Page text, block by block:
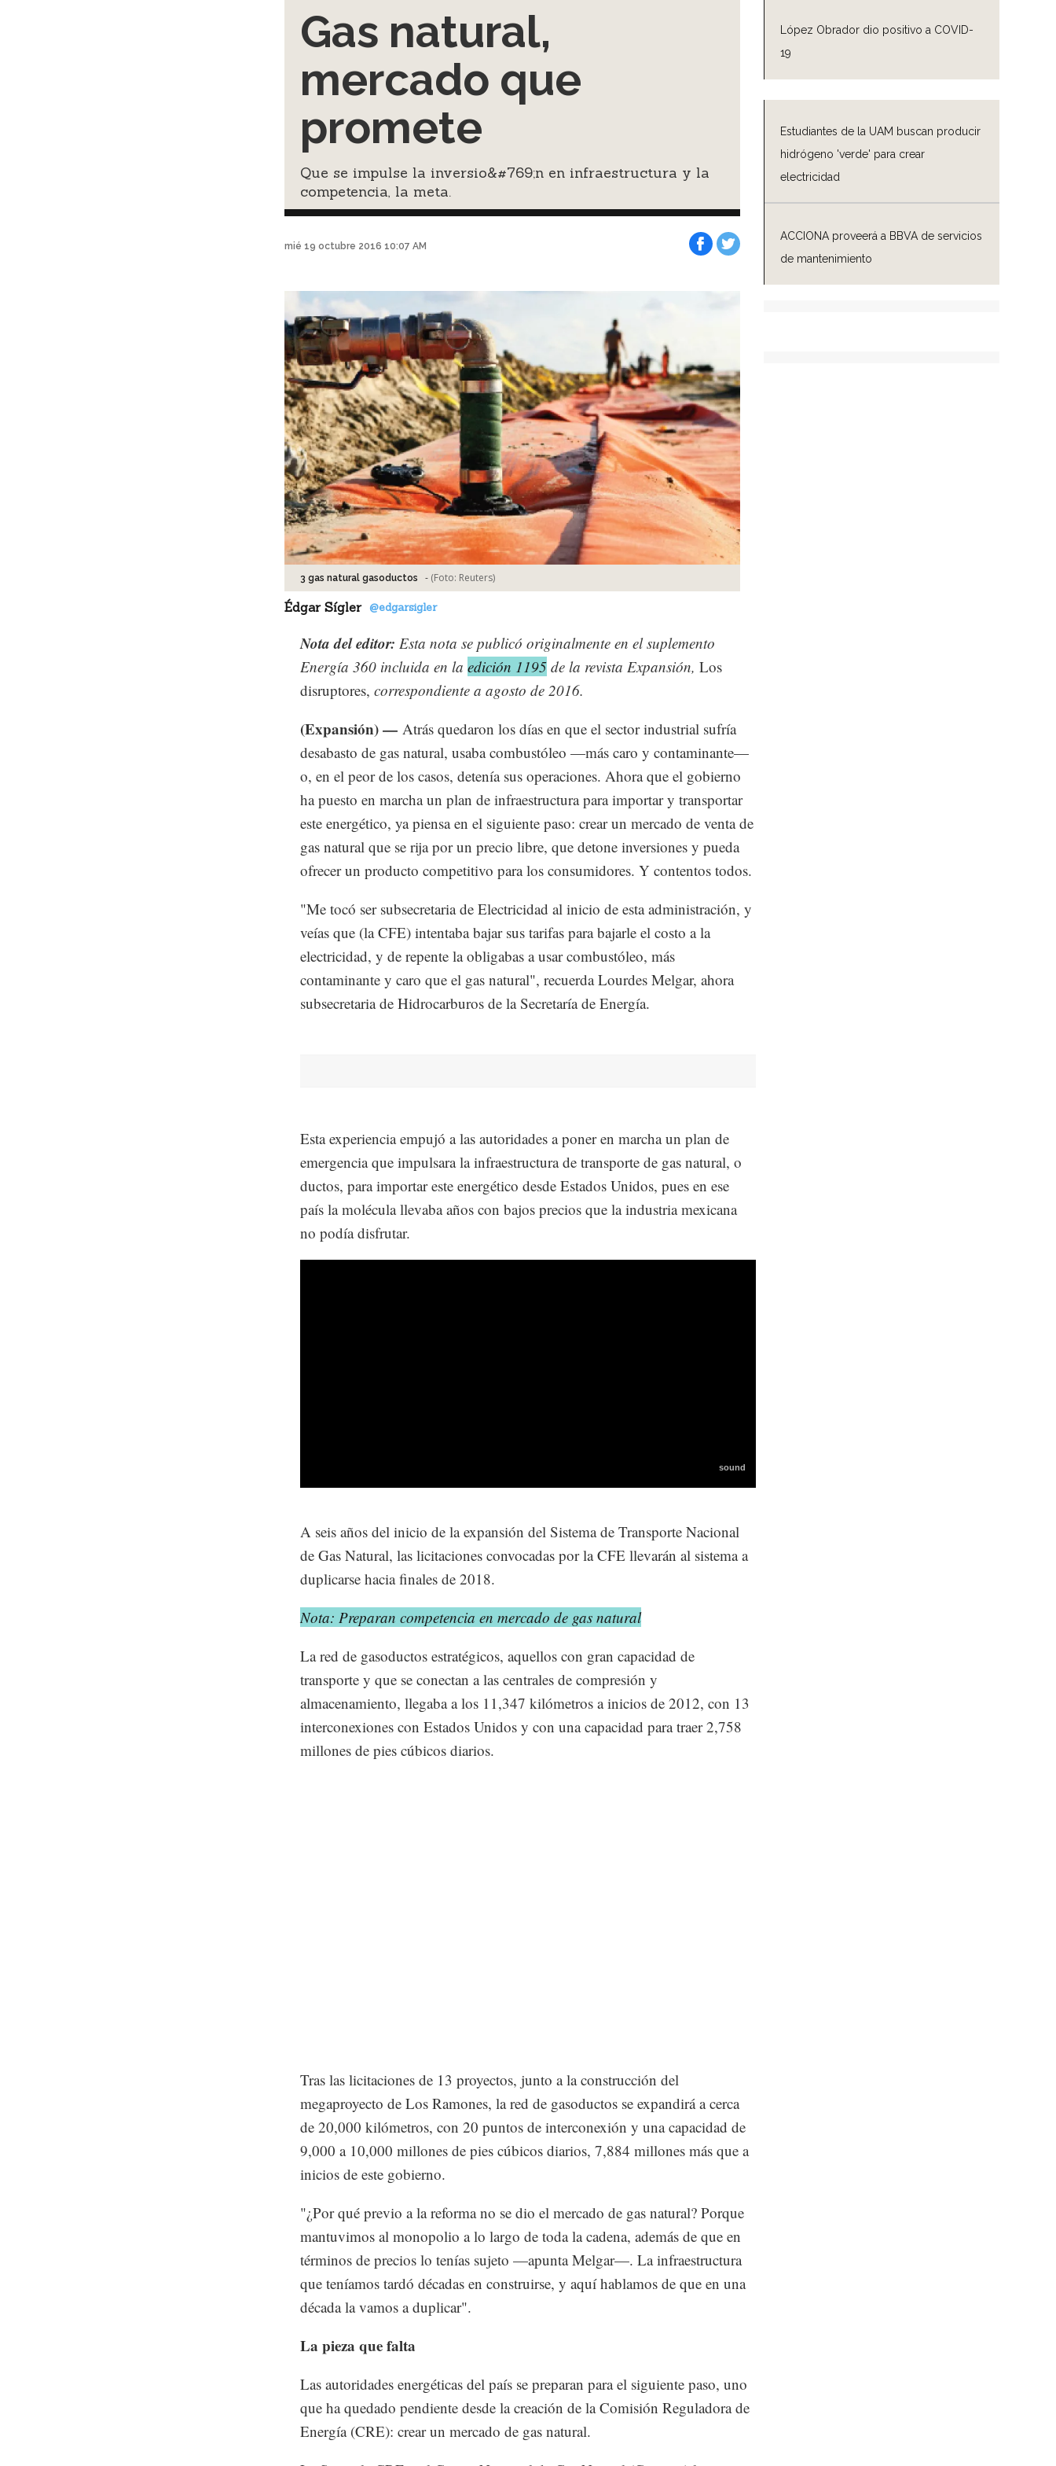
López Obrador dio positivo a COVID-
19
Estudiantes de la UAM buscan producir
hidrógeno 'verde' para crear
electricidad
ACCIONA proveerá a BBVA de servicios
de mantenimiento
Gas natural,
mercado que
promete
Que se impulse la inversio&#769;n en infraestructura y la
competencia, la meta.
mié 19 octubre 2016 10:07 AM
3 gas natural gasoductos - (Foto: Reuters)
Édgar Sígler @edgarsigler
Nota del editor: Esta nota se publicó originalmente en el suplemento
Energía 360 incluida en la edición 1195 de la revista Expansión, Los
disruptores, correspondiente a agosto de 2016.
(Expansión) — Atrás quedaron los días en que el sector industrial sufría
desabasto de gas natural, usaba combustóleo —más caro y contaminante—
o, en el peor de los casos, detenía sus operaciones. Ahora que el gobierno
ha puesto en marcha un plan de infraestructura para importar y transportar
este energético, ya piensa en el siguiente paso: crear un mercado de venta de
gas natural que se rija por un precio libre, que detone inversiones y pueda
ofrecer un producto competitivo para los consumidores. Y contentos todos.
"Me tocó ser subsecretaria de Electricidad al inicio de esta administración, y
veías que (la CFE) intentaba bajar sus tarifas para bajarle el costo a la
electricidad, y de repente la obligabas a usar combustóleo, más
contaminante y caro que el gas natural", recuerda Lourdes Melgar, ahora
subsecretaria de Hidrocarburos de la Secretaría de Energía.
Esta experiencia empujó a las autoridades a poner en marcha un plan de
emergencia que impulsara la infraestructura de transporte de gas natural, o
ductos, para importar este energético desde Estados Unidos, pues en ese
país la molécula llevaba años con bajos precios que la industria mexicana
no podía disfrutar.
A seis años del inicio de la expansión del Sistema de Transporte Nacional
de Gas Natural, las licitaciones convocadas por la CFE llevarán al sistema a
duplicarse hacia finales de 2018.
Nota: Preparan competencia en mercado de gas natural
La red de gasoductos estratégicos, aquellos con gran capacidad de
transporte y que se conectan a las centrales de compresión y
almacenamiento, llegaba a los 11,347 kilómetros a inicios de 2012, con 13
interconexiones con Estados Unidos y con una capacidad para traer 2,758
millones de pies cúbicos diarios.
Tras las licitaciones de 13 proyectos, junto a la construcción del
megaproyecto de Los Ramones, la red de gasoductos se expandirá a cerca
de 20,000 kilómetros, con 20 puntos de interconexión y una capacidad de
9,000 a 10,000 millones de pies cúbicos diarios, 7,884 millones más que a
inicios de este gobierno.
"¿Por qué previo a la reforma no se dio el mercado de gas natural? Porque
mantuvimos al monopolio a lo largo de toda la cadena, además de que en
términos de precios lo tenías sujeto —apunta Melgar—. La infraestructura
que teníamos tardó décadas en construirse, y aquí hablamos de que en una
década la vamos a duplicar".
La pieza que falta
Las autoridades energéticas del país se preparan para el siguiente paso, uno
que ha quedado pendiente desde la creación de la Comisión Reguladora de
Energía (CRE): crear un mercado de gas natural.